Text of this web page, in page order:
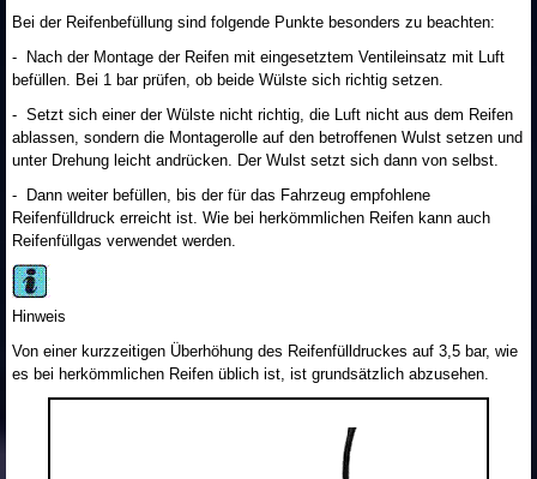
Bei der Reifenbefüllung sind folgende Punkte besonders zu beachten:
- Nach der Montage der Reifen mit eingesetztem Ventileinsatz mit Luft
befüllen. Bei 1 bar prüfen, ob beide Wülste sich richtig setzen.
- Setzt sich einer der Wülste nicht richtig, die Luft nicht aus dem Reifen
ablassen, sondern die Montagerolle auf den betroffenen Wulst setzen und
unter Drehung leicht andrücken. Der Wulst setzt sich dann von selbst.
- Dann weiter befüllen, bis der für das Fahrzeug empfohlene
Reifenfülldruck erreicht ist. Wie bei herkömmlichen Reifen kann auch
Reifenfüllgas verwendet werden.
Hinweis
Von einer kurzzeitigen Überhöhung des Reifenfülldruckes auf 3,5 bar, wie
es bei herkömmlichen Reifen üblich ist, ist grundsätzlich abzusehen.